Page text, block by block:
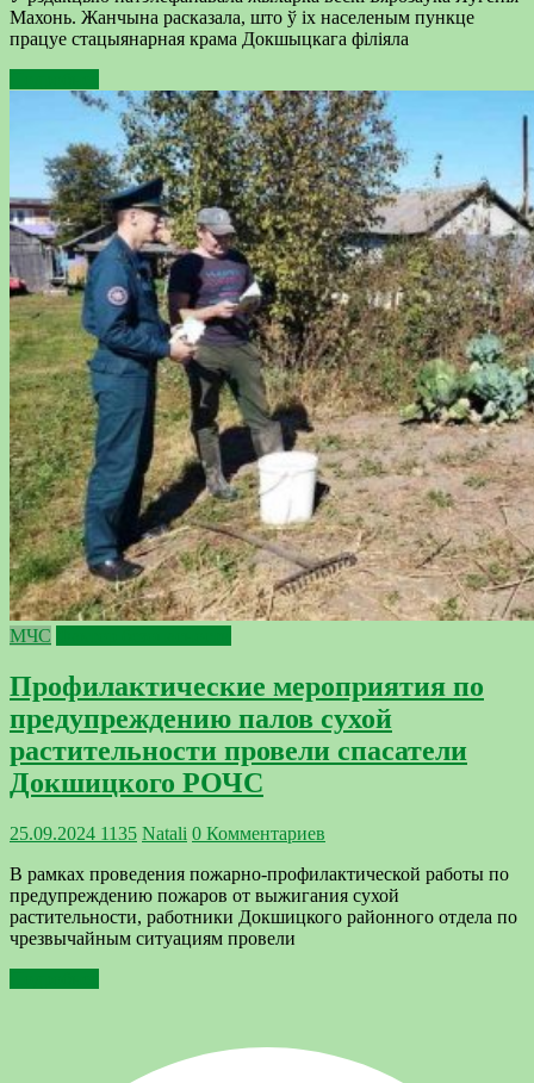
Махонь. Жанчына расказала, што ў іх населеным пункце
працуе стацыянарная крама Докшыцкага філіяла
МЧС
Профилактические мероприятия по
предупреждению палов сухой
растительности провели спасатели
Докшицкого РОЧС
25.09.2024 1135 Natali 0 Комментариев
В рамках проведения пожарно-профилактической работы по
предупреждению пожаров от выжигания сухой
растительности, работники Докшицкого районного отдела по
чрезвычайным ситуациям провели